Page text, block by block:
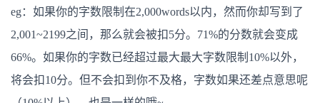
eg：如果你的字数限制在2,000words以内，然而你却写到了
2,001~2199之间，那么就会被扣5分。71%的分数就会变成
66%。如果你的字数已经超过最大最大字数限制10%以外，
将会扣10分。但不会扣到你不及格，字数如果还差点意思呢